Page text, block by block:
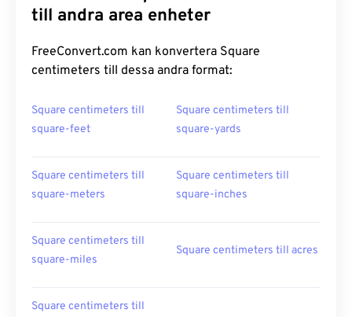
till andra area enheter
FreeConvert.com kan konvertera Square
centimeters till dessa andra format:
Square centimeters till
square-feet
Square centimeters till
square-yards
Square centimeters till
square-meters
Square centimeters till
square-inches
Square centimeters till
square-miles
Square centimeters till acres
Square centimeters till